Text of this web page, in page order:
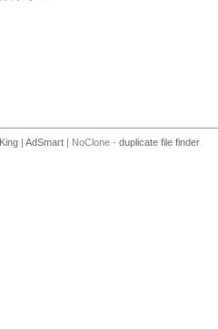
| AdSmart | NoClone - duplicate file finder